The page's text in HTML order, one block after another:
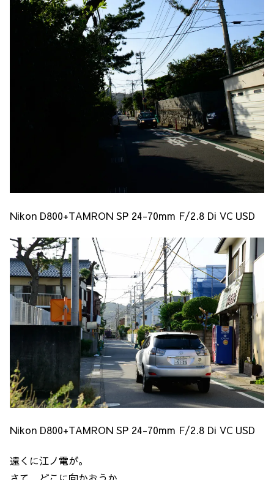
Nikon D800+TAMRON SP 24-70mm F/2.8 Di VC USD
Nikon D800+TAMRON SP 24-70mm F/2.8 Di VC USD
遠くに江ノ電が。